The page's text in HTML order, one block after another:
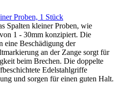
Proben, 1 Stück
Spalten kleiner Proben, wie
1 - 30mm konzipiert. Die
eine Beschädigung der
an der Zange sorgt für
beim Brechen. Die doppelte
Edelstahlgriffe
und sorgen für einen guten Halt.